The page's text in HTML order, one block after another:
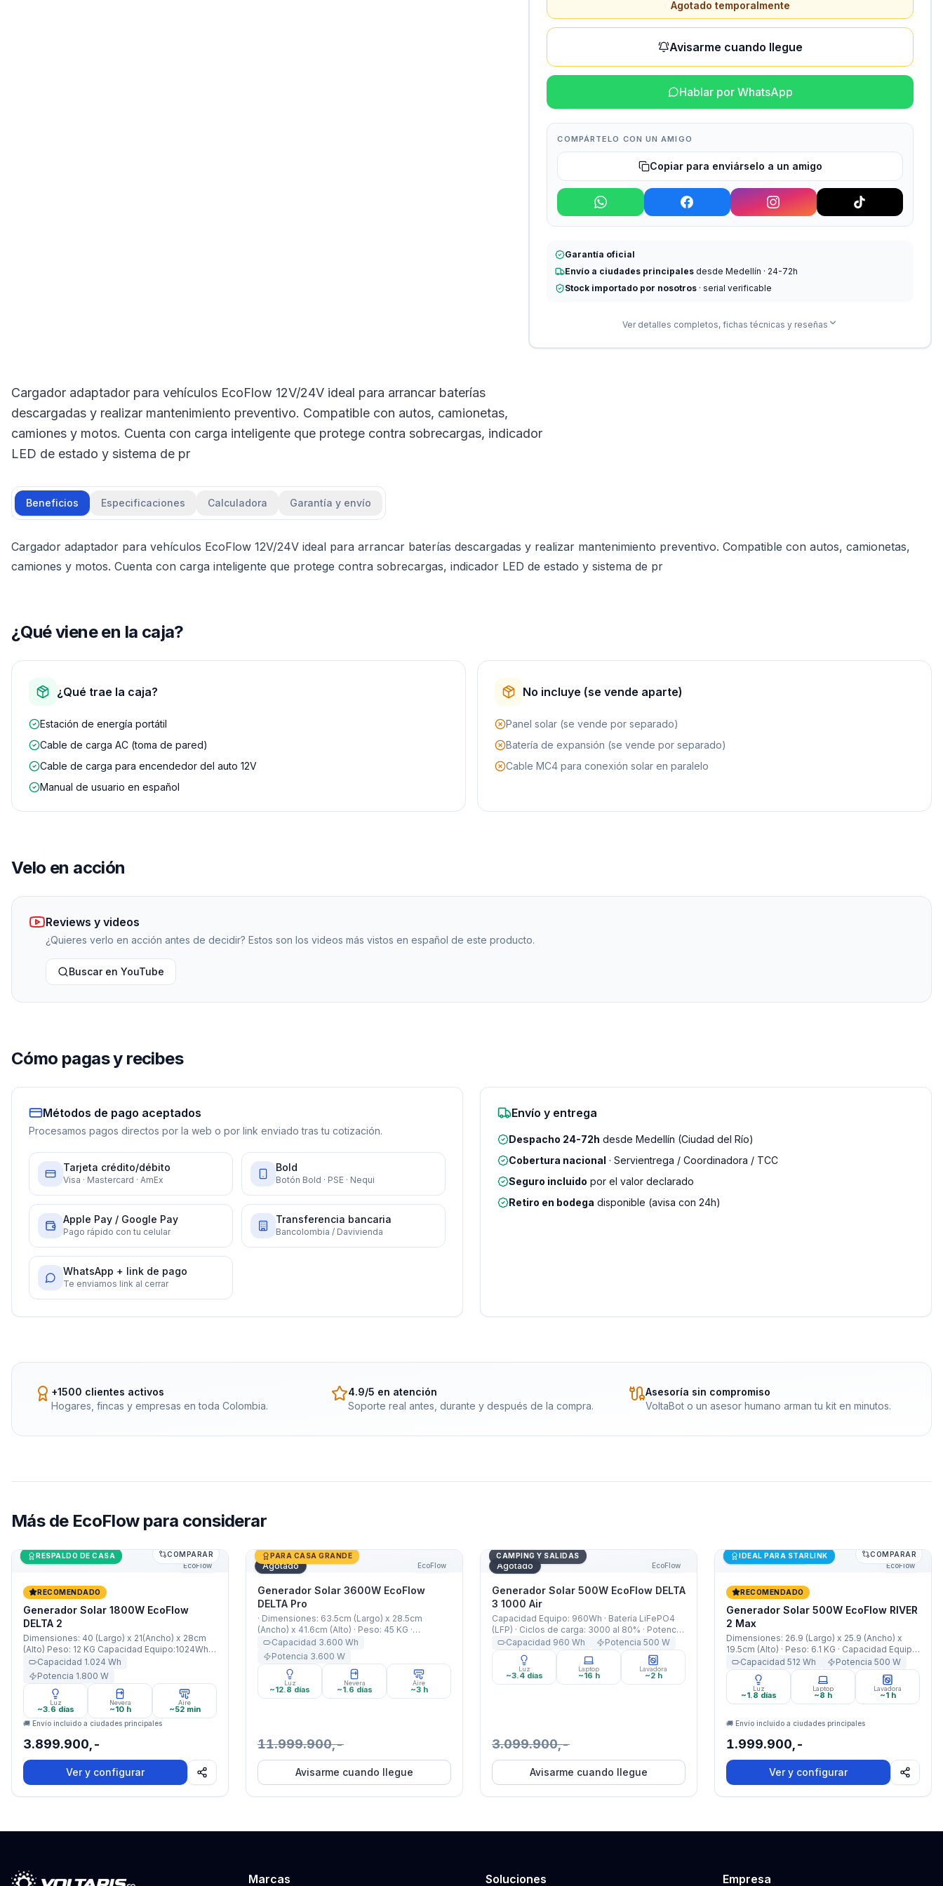
Agotado temporalmente
Avisarme cuando llegue
Hablar por WhatsApp
COMPÁRTELO CON UN AMIGO
Copiar para enviárselo a un amigo
Garantía oficial
Envío a ciudades principales desde Medellín · 24-72h
Stock importado por nosotros · serial verificable
Ver detalles completos, fichas técnicas y reseñas
Cargador adaptador para vehículos EcoFlow 12V/24V ideal para arrancar baterías
descargadas y realizar mantenimiento preventivo. Compatible con autos, camionetas,
camiones y motos. Cuenta con carga inteligente que protege contra sobrecargas, indicador
LED de estado y sistema de pr
Beneficios Especificaciones Calculadora Garantía y envío
Cargador adaptador para vehículos EcoFlow 12V/24V ideal para arrancar baterías descargadas y realizar mantenimiento preventivo. Compatible con autos, camionetas,
camiones y motos. Cuenta con carga inteligente que protege contra sobrecargas, indicador LED de estado y sistema de pr
¿Qué viene en la caja?
¿Qué trae la caja?
Estación de energía portátil
Cable de carga AC (toma de pared)
Cable de carga para encendedor del auto 12V
Manual de usuario en español
No incluye (se vende aparte)
Panel solar (se vende por separado)
Batería de expansión (se vende por separado)
Cable MC4 para conexión solar en paralelo
Velo en acción
Reviews y videos
¿Quieres verlo en acción antes de decidir? Estos son los videos más vistos en español de este producto.
Buscar en YouTube
Cómo pagas y recibes
Métodos de pago aceptados
Procesamos pagos directos por la web o por link enviado tras tu cotización.
Tarjeta crédito/débito
Visa · Mastercard · AmEx
Bold
Botón Bold · PSE · Nequi
Apple Pay / Google Pay
Pago rápido con tu celular
Transferencia bancaria
Bancolombia / Davivienda
WhatsApp + link de pago
Te enviamos link al cerrar
Envío y entrega
Despacho 24-72h desde Medellín (Ciudad del Río)
Cobertura nacional · Servientrega / Coordinadora / TCC
Seguro incluido por el valor declarado
Retiro en bodega disponible (avisa con 24h)
+1500 clientes activos
Hogares, fincas y empresas en toda Colombia.
4.9/5 en atención
Soporte real antes, durante y después de la compra.
Asesoría sin compromiso
VoltaBot o un asesor humano arman tu kit en minutos.
Más de EcoFlowpara considerar
Generador Solar 1800W EcoFlow DELTA 2
EcoFlow
Últimas unidades
RESPALDO DE CASA COMPARAR
RECOMENDADO
Generador Solar 1800W EcoFlow
DELTA 2
Dimensiones: 40 (Largo) x 21(Ancho) x 28cm
(Alto) Peso: 12 KG Capacidad Equipo:1024Wh
Capacidad Batería: 47600mAh (85Ah / 51,2V)
Potencia: 1800W Nominal / 2200W X-Boost
Garantía: 5 Años · · ·
Capacidad 1.024 Wh
Potencia 1.800 W
Luz
~3.6 días
Nevera
~10 h
Aire
~52 min
🚚 Envío incluido a ciudades principales
3.899.900,-
Ver y configurar
Generador Solar 3600W EcoFlow DELTA Pro
Agotado EcoFlow
PARA CASA GRANDE
Generador Solar 3600W EcoFlow
DELTA Pro
· Dimensiones: 63.5cm (Largo) x 28.5cm
(Ancho) x 41.6cm (Alto) · Peso: 45 KG ·
Capacidad Equipo: 3600Wh · Capacidad
Batería: 75000mAh (3600Wh / 48V) · Potencia:
3600W Nominal 4500W X-Boost · Garantía:
5 Años ·
Capacidad 3.600 Wh
Potencia 3.600 W
Luz
~12.8 días
Nevera
~1.6 días
Aire
~3 h
11.999.900,-
Avisarme cuando llegue
Generador Solar 500W EcoFlow DELTA 3 1000 Air
Agotado EcoFlow
CAMPING Y SALIDAS
Generador Solar 500W EcoFlow DELTA
3 1000 Air
Capacidad Equipo: 960Wh · Batería LiFePO4
(LFP) · Ciclos de carga: 3000 al 80% · Potencia:
500W Nominal, Surge 1000W, X-Boost 800W ·
Salidas USB-A 12W y USB-C 18W · Peso: 9.9
KG · Garantía: 5 Años
Capacidad 960 Wh Potencia 500 W
Luz
~3.4 días
Laptop
~16 h
Lavadora
~2 h
3.099.900,-
Avisarme cuando llegue
Generador Solar 500W EcoFlow RIVER 2
EcoFlow
Últimas unidades
IDEAL PARA STARLINK COMPARAR
RECOMENDADO
Generador Solar 500W EcoFlow RIVER
2 Max
Dimensiones: 26.9 (Largo) x 25.9 (Ancho) x
19.5cm (Alto) · Peso: 6.1 KG · Capacidad Equipo:
512Wh · Capacidad Batería: 20000mAh
(512Wh/25,6V) · ​​Ciclos d​​e carga: 3000 ciclos
de carga y descarga al 80% · Potencia: 500W
Nominal 1000W X-Boost · Garantía:3 Años ·
Capacidad 512 Wh Potencia 500 W
Luz
~1.8 días
Laptop
~8 h
Lavadora
~1 h
🚚 Envío incluido a ciudades principales
1.999.900,-
Ver y configurar
Marcas Soluciones Empresa